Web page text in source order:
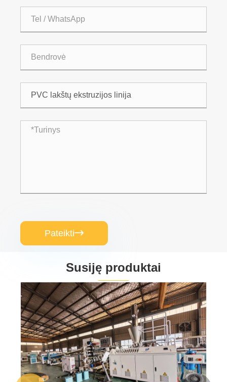
Pateikti
Susiję produktai
PVC plokščių gamybos mašina
Peržiūrėti daugiau >>